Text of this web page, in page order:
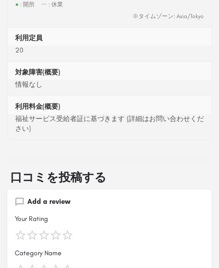
● : 開所 ー : 休業
※タイムゾーン: Asia/Tokyo
利用定員
20
対象障害(概要)
情報なし
利用料金(概要)
福祉サービス受給者証に基づきます (詳細はお問い合わせくだ
さい)
口コミを投稿する
Add a review
Your Rating
Category Name